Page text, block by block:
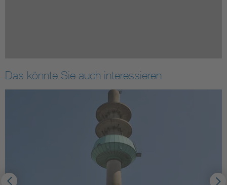
Das könnte Sie auch interessieren